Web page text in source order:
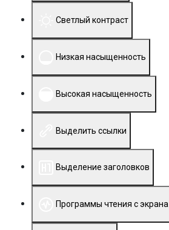
Светлый контраст
Низкая насыщенность
Высокая насыщенность
Выделить ссылки
Выделение заголовков
Программы чтения с экрана